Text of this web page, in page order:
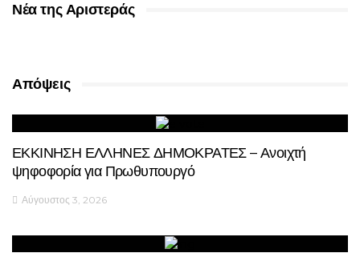
Νέα της Αριστεράς
Απόψεις
ΕΚΚΙΝΗΣΗ ΕΛΛΗΝΕΣ ΔΗΜΟΚΡΑΤΕΣ – Ανοιχτή
ψηφοφορία για Πρωθυπουργό
Αύγουστος 3, 2026